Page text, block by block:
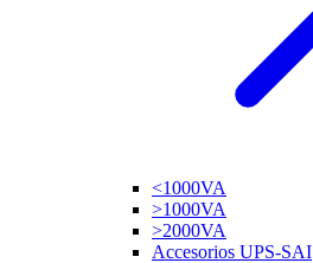
<1000VA
>1000VA
>2000VA
Accesorios UPS-SAI